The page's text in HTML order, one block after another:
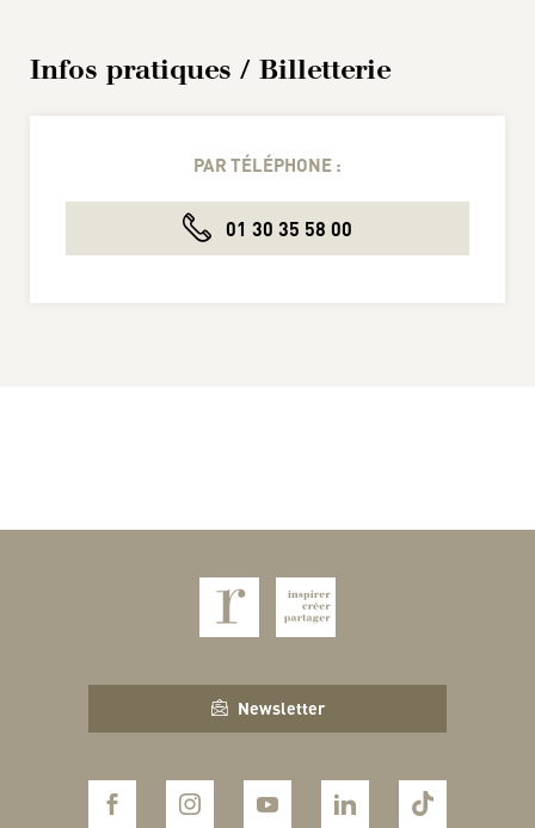
Infos pratiques / Billetterie
PAR TÉLÉPHONE :
01 30 35 58 00
Newsletter